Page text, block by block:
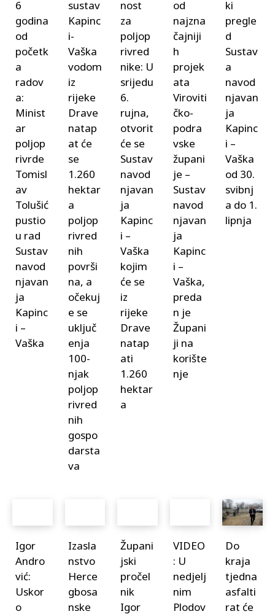
6
godina
od
početk
a
radov
a:
Minist
ar
poljop
rivrde
Tomisl
av
Tolušić
pustio
u rad
Sustav
navod
njavan
ja
Kapinc
i –
Vaška
sustav
Kapinc
i-
Vaška
vodom
iz
rijeke
Drave
natap
at će
se
1.260
hektar
a
poljop
rivred
nih
površi
na, a
očekuj
e se
uključ
enja
100-
njak
poljop
rivred
nih
gospo
darsta
va
nost
za
poljop
rivred
nike: U
srijedu
6.
rujna,
otvorit
će se
Sustav
navod
njavan
ja
Kapinc
i –
Vaška
kojim
će se
iz
rijeke
Drave
natap
ati
1.260
hektar
a
od
najzna
čajniji
h
projek
ata
Viroviti
čko-
podra
vske
župani
je –
Sustav
navod
njavan
ja
Kapinc
i –
Vaška,
preda
n je
Župani
ji na
korište
nje
ki
pregle
d
Sustav
a
navod
njavan
ja
Kapinc
i –
Vaška
od 30.
svibnj
a do 1.
lipnja
Igor
Andro
vić:
Uskor
o
Izasla
nstvo
Herce
gbosa
nske
Župani
jski
pročel
nik
Igor
VIDEO
: U
nedjelj
nim
Plodov
Do
kraja
tjedna
asfalti
rat će